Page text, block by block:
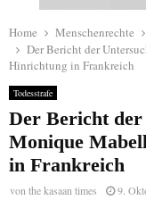
Home Menschenrechte
Der Bericht der
Hinrichtung in Frankreich
Todesstrafe
Der Bericht
Monique
in Frankreich
von the kasaan times 9.